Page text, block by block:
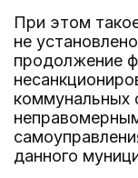
При этом
не
продолжение
коммунальных
данного